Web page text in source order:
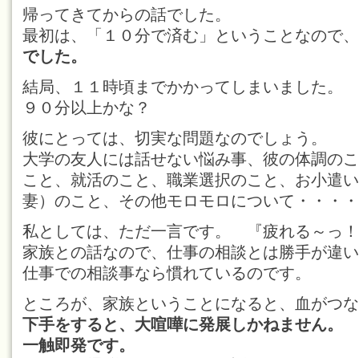
帰ってきてからの話でした。
最初は、「１０分で済む」ということなので、
でした。
結局、１１時頃までかかってしまいました。
９０分以上かな？
彼にとっては、切実な問題なのでしょう。
大学の友人には話せない悩み事、彼の体調の
こと、就活のこと、職業選択のこと、お小遣
妻）のこと、その他モロモロについて・・・
私としては、ただ一言です。 『疲れる～っ
家族との話なので、仕事の相談とは勝手が違
仕事での相談事なら慣れているのです。
ところが、家族ということになると、血がつ
下手をすると、大喧嘩に発展しかねません。
一触即発です。